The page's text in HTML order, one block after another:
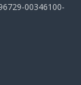
00346100-